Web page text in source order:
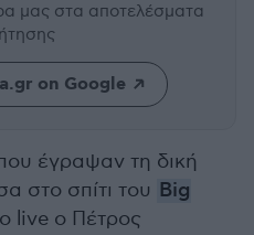
μας στα αποτελέσματα
on Google
έγραψαν τη δική
στο σπίτι του Big
live ο Πέτρος